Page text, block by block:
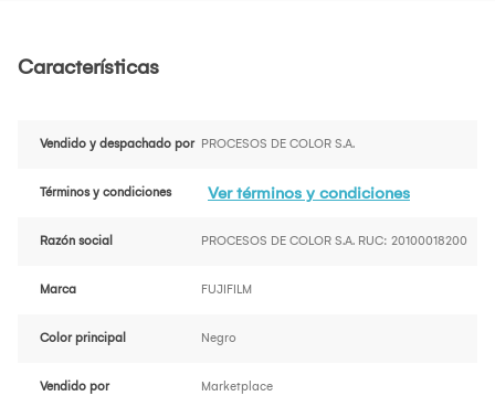
Características
Vendido y despachado por PROCESOS DE COLOR S.A.
Términos y condiciones Ver términos y condiciones
Razón social PROCESOS DE COLOR S.A. RUC: 20100018200
Marca FUJIFILM
Color principal Negro
Vendido por Marketplace